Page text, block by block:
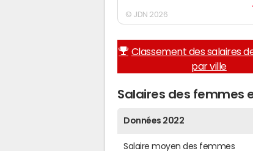
© JDN 2026
Classement des salaires
par ville
Salaires des femmes
Données 2022
Salaire moyen des femmes